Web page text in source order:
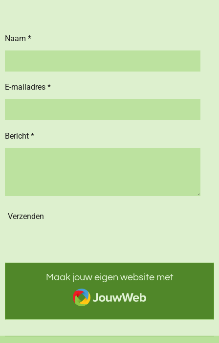
Naam *
E-mailadres *
Bericht *
Verzenden
Maak jouw eigen website met
JouwWeb